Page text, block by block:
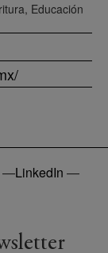
Educación
—LinkedIn —